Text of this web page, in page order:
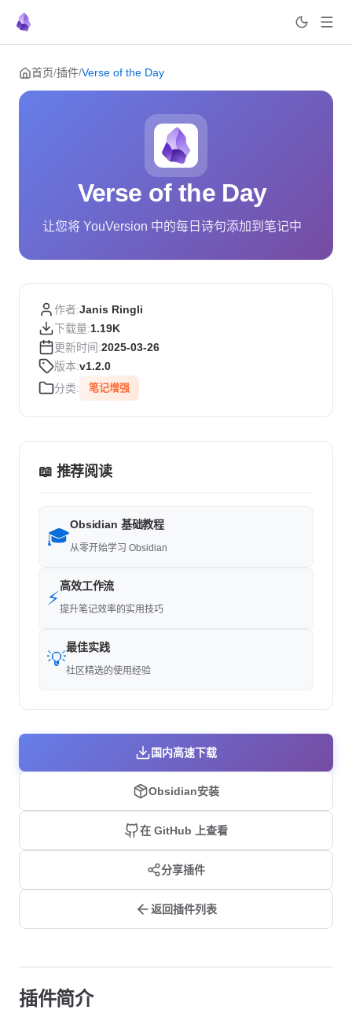
Skip to content
首页/插件/Verse of the Day
Verse of the Day
让您将 YouVersion 中的每日诗句添加到笔记中
作者:Janis Ringli
下载量:1.19K
更新时间:2025-03-26
版本:v1.2.0
分类:
笔记增强
📖 推荐阅读
🎓
Obsidian 基础教程
从零开始学习 Obsidian
⚡
高效工作流
提升笔记效率的实用技巧
💡
最佳实践
社区精选的使用经验
国内高速下载
Obsidian安装
在 GitHub 上查看
分享插件
返回插件列表
插件简介